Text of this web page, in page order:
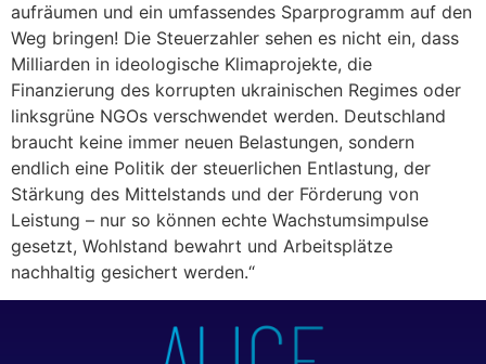
aufräumen und ein umfassendes Sparprogramm auf den
Weg bringen! Die Steuerzahler sehen es nicht ein, dass
Milliarden in ideologische Klimaprojekte, die
Finanzierung des korrupten ukrainischen Regimes oder
linksgrüne NGOs verschwendet werden. Deutschland
braucht keine immer neuen Belastungen, sondern
endlich eine Politik der steuerlichen Entlastung, der
Stärkung des Mittelstands und der Förderung von
Leistung – nur so können echte Wachstumsimpulse
gesetzt, Wohlstand bewahrt und Arbeitsplätze
nachhaltig gesichert werden.“